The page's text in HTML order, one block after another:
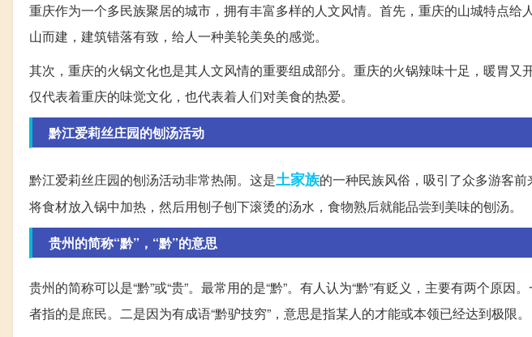
重庆作为一个多民族聚居的城市，拥有丰富多样的人文风情。首先，重庆的山城特点给
山而建，建筑错落有致，给人一种美轮美奂的感觉。
其次，重庆的火锅文化也是其人文风情的重要组成部分。重庆的火锅辣味十足，暖胃又
仅代表着重庆的味觉文化，也代表着人们对美食的热爱。
黔江爱莉丝庄园的刨汤活动
黔江爱莉丝庄园的刨汤活动非常热闹。这是土家族的一种民族风俗，吸引了众多游客
将食材放入锅中加热，然后用刨子刨下滚烫的汤水，食物熟后就能品尝到美味的刨汤。
贵州的简称“黔”，“黔”的意思
贵州的简称可以是“黔”或“贵”。最常用的是“黔”。有人认为“黔”有贬义，主要有两个原因
者指的是庶民。二是因为有成语“黔驴技穷”，意思是指某人的才能或本领已经达到极限。